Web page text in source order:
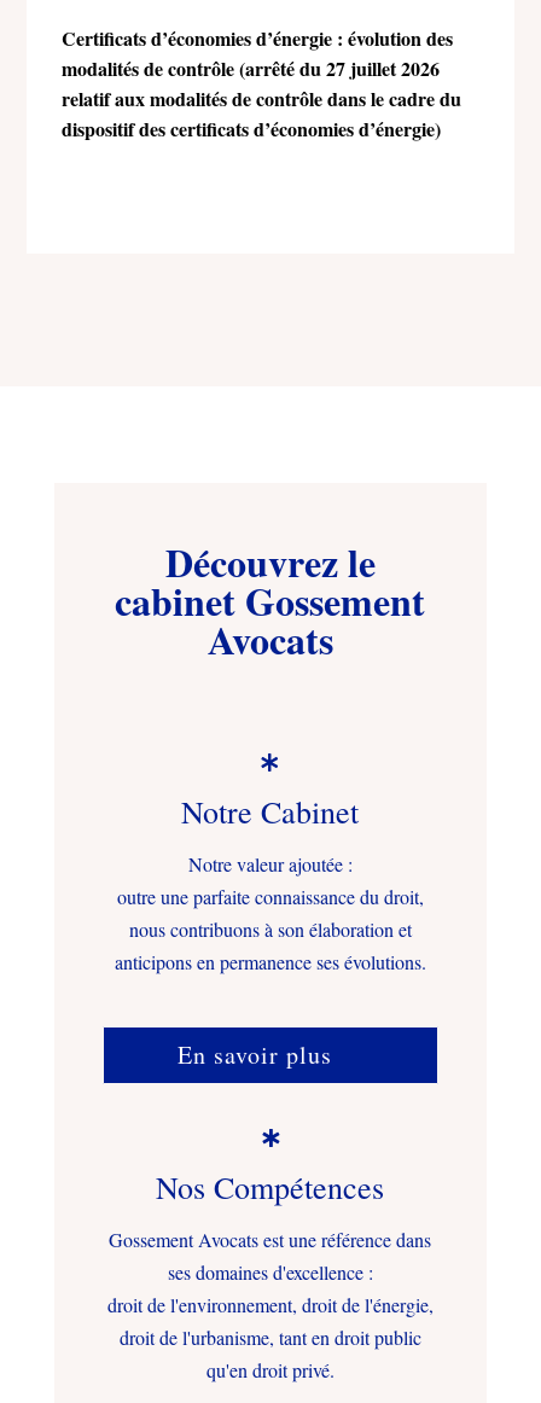
Certificats d’économies d’énergie : évolution des
modalités de contrôle (arrêté du 27 juillet 2026
relatif aux modalités de contrôle dans le cadre du
dispositif des certificats d’économies d’énergie)
Découvrez le
cabinet Gossement
Avocats

Notre Cabinet
Notre valeur ajoutée :
outre une parfaite connaissance du droit,
nous contribuons à son élaboration et
anticipons en permanence ses évolutions.
En savoir plus

Nos Compétences
Gossement Avocats est une référence dans
ses domaines d'excellence :
droit de l'environnement, droit de l'énergie,
droit de l'urbanisme, tant en droit public
qu'en droit privé.